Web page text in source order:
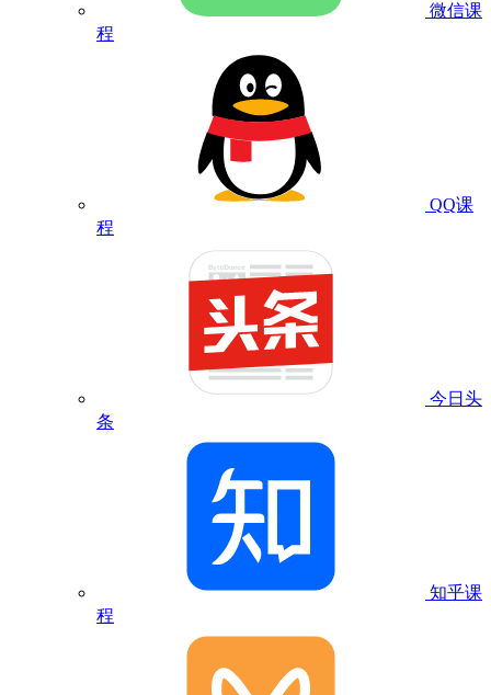
微信课
程
QQ课
程
今日头
条
知乎课
程